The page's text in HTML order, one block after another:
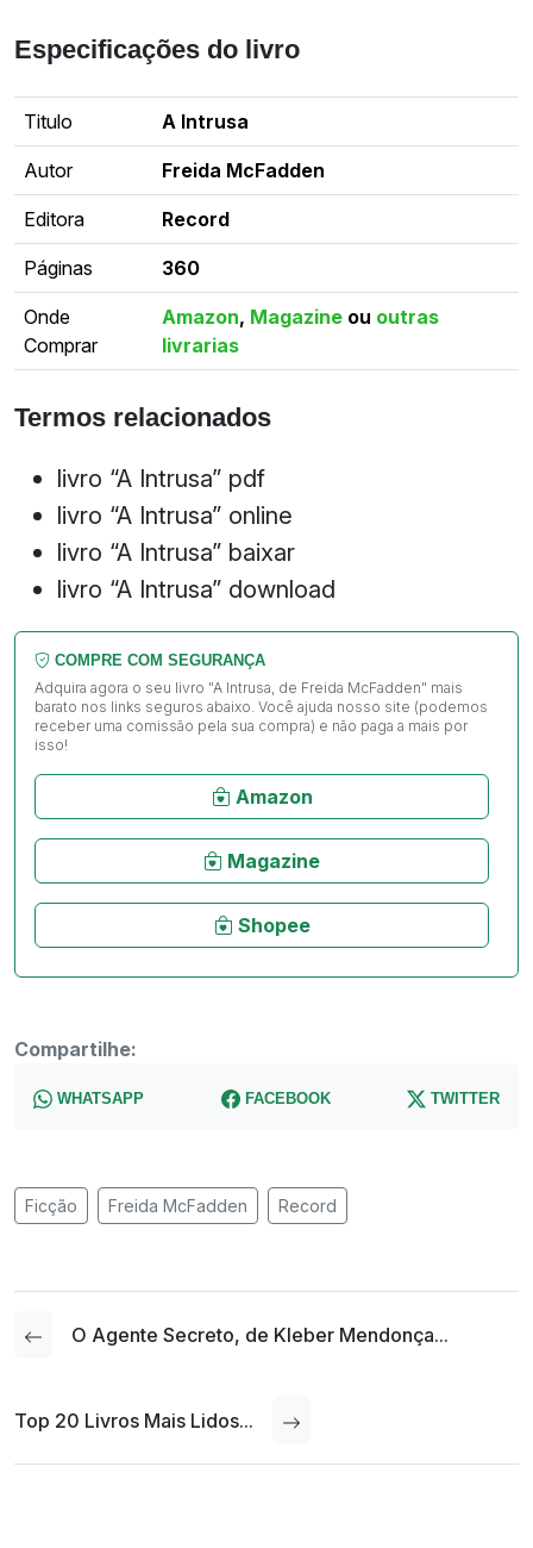
Especificações do livro
Titulo A Intrusa
Autor Freida McFadden
Editora Record
Páginas 360
Onde
Comprar
Amazon, Magazine ou outras
livrarias
Termos relacionados
livro “A Intrusa” pdf
livro “A Intrusa” online
livro “A Intrusa” baixar
livro “A Intrusa” download
COMPRE COM SEGURANÇA
Adquira agora o seu livro "A Intrusa, de Freida McFadden" mais
barato nos links seguros abaixo. Você ajuda nosso site (podemos
receber uma comissão pela sua compra) e não paga a mais por
isso!
Amazon
Magazine
Shopee
Compartilhe:
WHATSAPP FACEBOOK TWITTER
Ficção Freida McFadden Record
O Agente Secreto, de Kleber Mendonça...
Top 20 Livros Mais Lidos...